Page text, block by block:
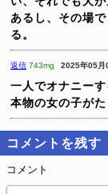
あるし、その場
る。
返信 743mg 2025年05月
一人でオナニー
本物の女の子が
コメントを残す
コメント